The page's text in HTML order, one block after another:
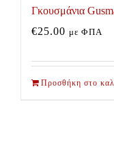
Γκουσμάνια
€25.00 με ΦΠΑ
Προσθήκη στο